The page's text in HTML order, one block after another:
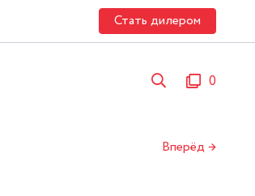
Стать дилером
0
Вперёд →